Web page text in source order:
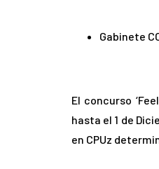
Gabinete
El concurso
hasta el 1 de
en CPUz